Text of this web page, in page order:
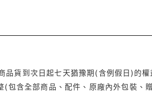
品貨到次日起七天猶豫期(含例假日)的
包含全部商品、配件、原廠內外包裝、